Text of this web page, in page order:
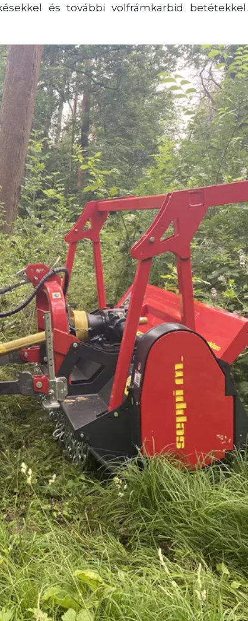
és további volfrámkarbid betétekkel.